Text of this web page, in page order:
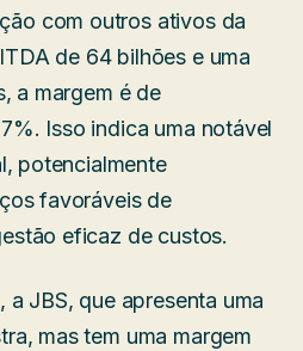
com outros ativos da
de 64 bilhões e uma
a margem é de
Isso indica uma notável
potencialmente
favoráveis de
eficaz de custos.
a JBS, que apresenta uma
mas tem uma margem